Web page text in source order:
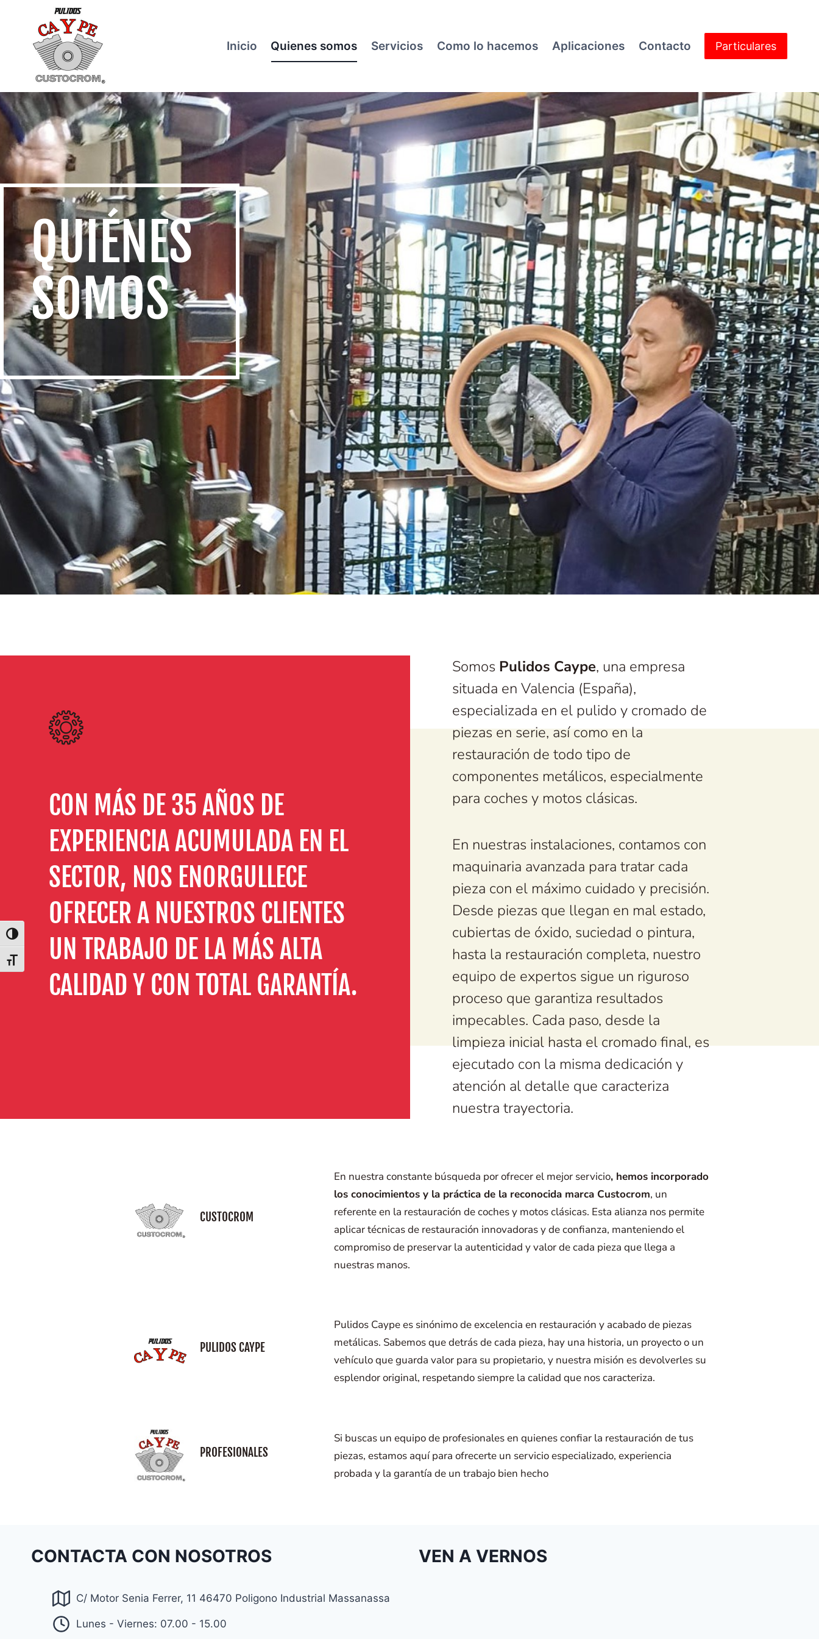
Alternar alto contraste
Alternar tamaño de letra
Inicio Quienes somos Servicios Como lo hacemos Aplicaciones Contacto Particulares
QUIÉNES
SOMOS
CON MÁS DE 35 AÑOS DE
EXPERIENCIA ACUMULADA EN EL
SECTOR, NOS ENORGULLECE
OFRECER A NUESTROS CLIENTES
UN TRABAJO DE LA MÁS ALTA
CALIDAD Y CON TOTAL GARANTÍA.
Somos Pulidos Caype, una empresa
situada en Valencia (España),
especializada en el pulido y cromado de
piezas en serie, así como en la
restauración de todo tipo de
componentes metálicos, especialmente
para coches y motos clásicas.
En nuestras instalaciones, contamos con
maquinaria avanzada para tratar cada
pieza con el máximo cuidado y precisión.
Desde piezas que llegan en mal estado,
cubiertas de óxido, suciedad o pintura,
hasta la restauración completa, nuestro
equipo de expertos sigue un riguroso
proceso que garantiza resultados
impecables. Cada paso, desde la
limpieza inicial hasta el cromado final, es
ejecutado con la misma dedicación y
atención al detalle que caracteriza
nuestra trayectoria.
CUSTOCROM
En nuestra constante búsqueda por ofrecer el mejor servicio, hemos incorporado
los conocimientos y la práctica de la reconocida marca Custocrom, un
referente en la restauración de coches y motos clásicas. Esta alianza nos permite
aplicar técnicas de restauración innovadoras y de confianza, manteniendo el
compromiso de preservar la autenticidad y valor de cada pieza que llega a
nuestras manos.
PULIDOS CAYPE
Pulidos Caype es sinónimo de excelencia en restauración y acabado de piezas
metálicas. Sabemos que detrás de cada pieza, hay una historia, un proyecto o un
vehículo que guarda valor para su propietario, y nuestra misión es devolverles su
esplendor original, respetando siempre la calidad que nos caracteriza.
PROFESIONALES
Si buscas un equipo de profesionales en quienes confiar la restauración de tus
piezas, estamos aquí para ofrecerte un servicio especializado, experiencia
probada y la garantía de un trabajo bien hecho
CONTACTA CON NOSOTROS
C/ Motor Senia Ferrer, 11 46470 Poligono Industrial Massanassa
Lunes - Viernes: 07.00 - 15.00
VEN A VERNOS